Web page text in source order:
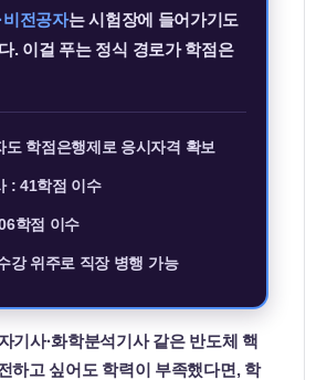
비전공자는 시험장에 들어가기도
. 이걸 푸는 정식 경로가 학점은
도 학점은행제로 응시자격 확보
: 41학점 이수
학점 이수
강 위주로 직장 병행 가능
기사·화학분석기사 같은 반도체 핵
하고 싶어도 학력이 부족했다면, 학